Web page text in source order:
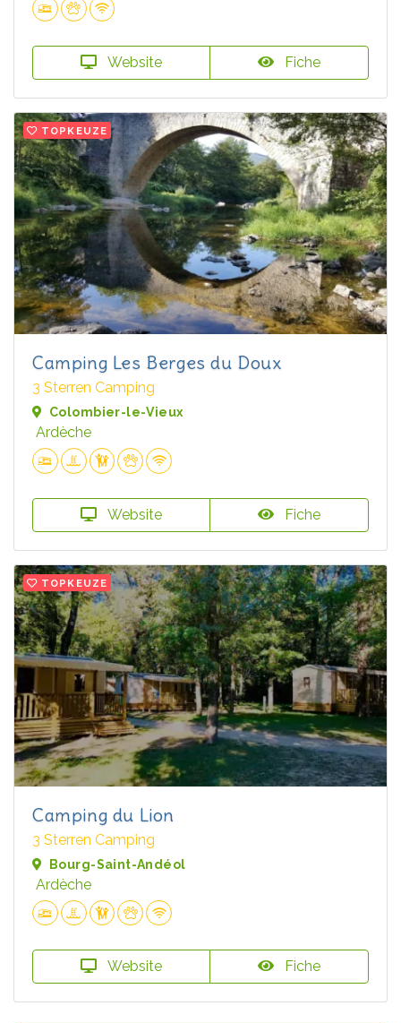
Website Fiche
TOPKEUZE
Camping Les Berges du Doux
3 Sterren Camping
Colombier-le-Vieux
Ardèche
Website Fiche
TOPKEUZE
Camping du Lion
3 Sterren Camping
Bourg-Saint-Andéol
Ardèche
Website Fiche